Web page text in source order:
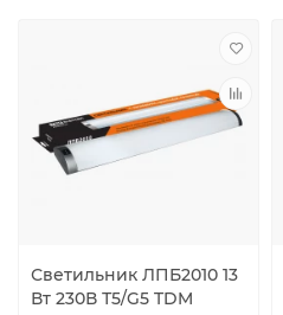
Светильник ЛПБ2010 13
Вт 230В Т5/G5 TDM